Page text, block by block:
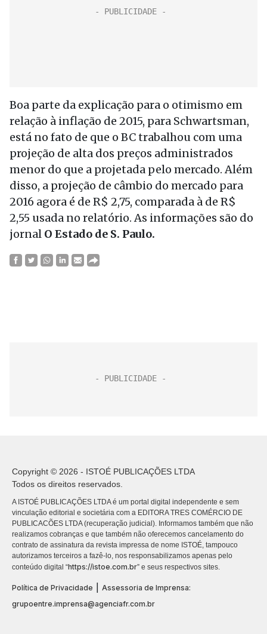
Boa parte da explicação para o otimismo em
relação à inflação de 2015, para Schwartsman,
está no fato de que o BC trabalhou com uma
projeção de alta dos preços administrados
menor do que a projetada pelo mercado. Além
disso, a projeção de câmbio do mercado para
2016 agora é de R$ 2,75, comparada à de R$
2,55 usada no relatório. As informações são do
jornal O Estado de S. Paulo.
Copyright © 2026 - ISTOÉ PUBLICAÇÕES LTDA
Todos os direitos reservados.
A ISTOÉ PUBLICAÇÕES LTDA é um portal digital independente e sem
vinculação editorial e societária com a EDITORA TRES COMÉRCIO DE
PUBLICACÕES LTDA (recuperação judicial). Informamos também que não
realizamos cobranças e que também não oferecemos cancelamento do
contrato de assinatura da revista impressa de nome ISTOÉ, tampouco
autorizamos terceiros a fazê-lo, nos responsabilizamos apenas pelo
conteúdo digital “https://istoe.com.br” e seus respectivos sites.
Política de Privacidade
Assessoria de Imprensa:
grupoentre.imprensa@agenciafr.com.br